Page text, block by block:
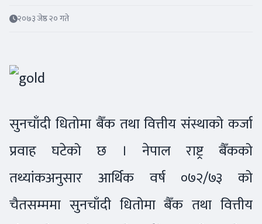
२०७३ जेष्ठ २० गते
सुनचाँदी धितोमा बैँक तथा वित्तीय संस्थाको कर्जा
प्रवाह घटेको छ । नेपाल राष्ट्र बैँकको
तथ्यांकअनुसार आर्थिक वर्ष ०७२/७३ को
चैतसम्ममा सुनचाँदी धितोमा बैँक तथा वित्तीय